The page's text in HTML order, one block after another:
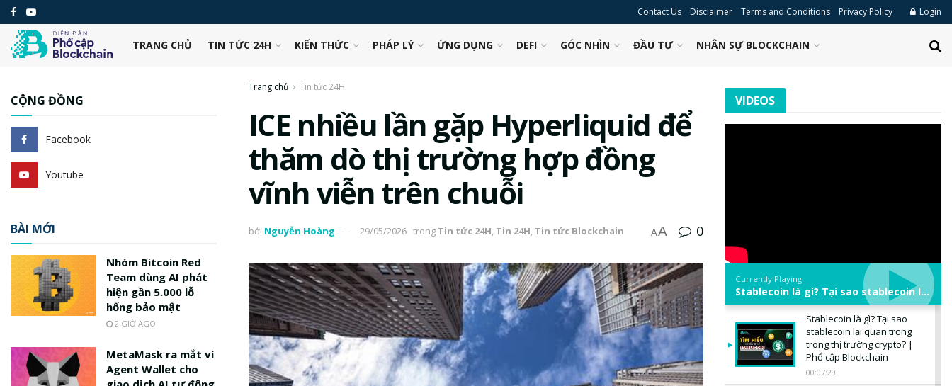
Contact Us Disclaimer Terms and Conditions Privacy Policy Login
TRANG CHỦ TIN TỨC 24H KIẾN THỨC PHÁP LÝ ỨNG DỤNG DEFI GÓC NHÌN ĐẦU TƯ NHÂN SỰ BLOCKCHAIN
Trang chủ Tin tức 24H
ICE nhiều lần gặp Hyperliquid để
thăm dò thị trường hợp đồng
vĩnh viễn trên chuỗi
bởi Nguyễn Hoàng 29/05/2026 trong Tin tức 24H, Tin 24H, Tin tức Blockchain AA 0
CỘNG ĐỒNG
Facebook
Youtube
BÀI MỚI
Nhóm Bitcoin Red
Team dùng AI phát
hiện gần 5.000 lỗ
hổng bảo mật
2 GIỜ AGO
MetaMask ra mắt ví
Agent Wallet cho
VIDEOS
Currently Playing
Stablecoin là gì? Tại sao stablecoin lại quan trọng trong thị trường crypto? | Phổ cập Blockchain
Stablecoin là gì? Tại sao
stablecoin lại quan trọng
trong thị trường crypto? |
Phổ cập Blockchain
00:07:29